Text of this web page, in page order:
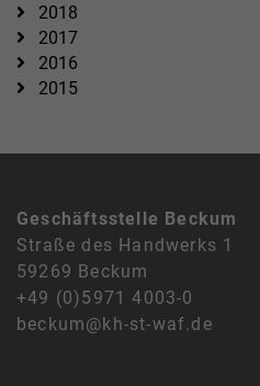
2018
2017
2016
2015
Geschäftsstelle Beckum
Straße des Handwerks 1
59269 Beckum
+49 (0)5971 4003-0
beckum@kh-st-waf.de